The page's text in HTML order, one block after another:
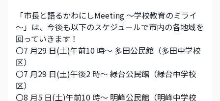
「市長と語るかわにしMeeting ～学校教育のミライ
～」は、今後も以下のスケジュールで市内の各地域を
回っていきます！
〇7 月29 日(土)午前10 時～ 多田公民館（多田中学校
区）
〇7 月29 日(土)午後2 時～ 緑台公民館（緑台中学校
区）
〇8 月5 日(土)午前10 時～ 明峰公民館（明峰中学校